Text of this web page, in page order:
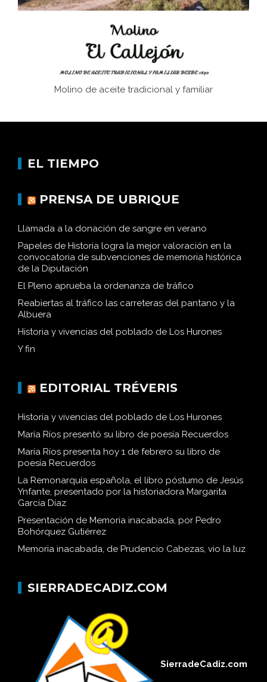
Historia y vivencias del poblado de Los Hurones
Molino de aceite tradicional y familiar
EL TIEMPO
PRENSA DE UBRIQUE
Llamada a la donación de sangre en verano
Papeles de Historia logra la mejor valoración en la
convocatoria de subvenciones de memoria histórica
de la Diputación
El Pleno aprueba la ordenanza de tráfico
Reabiertas al tráfico las carreteras del pantano y la
Albuera
Historia y vivencias del poblado de Los Hurones
Y fin
EDITORIAL TRÉVERIS
Historia y vivencias del poblado de Los Hurones
María Ríos presentó su libro de poesía Recuerdos
María Ríos presenta hoy 1 de febrero su libro de
poesía Recuerdos
La Remonarquía española, el libro póstumo de Jesús
Ynfante, presentado por la historiadora Margarita
García Díaz
Presentación de Memoria inacabada, por Pedro
Bohórquez Gutiérrez
Memoria inacabada, de Prudencio Cabezas, vio la luz
SIERRADECADIZ.COM
SierradeCadiz.com